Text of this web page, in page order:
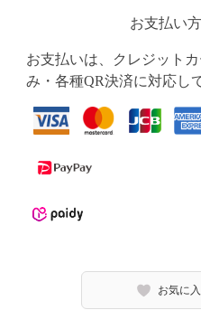
お支払い
お支払いは、クレジット
み・各種QR決済に対応し
お気に